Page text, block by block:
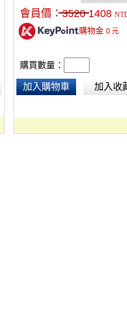
無線追焦系統，便可起動Redrock
Micro Tape 聲納測距儀，規格：
Pin接頭、長度61cm。
會員價：3520 1408
購物金 0元
購買數量：
加入購物車 加入收